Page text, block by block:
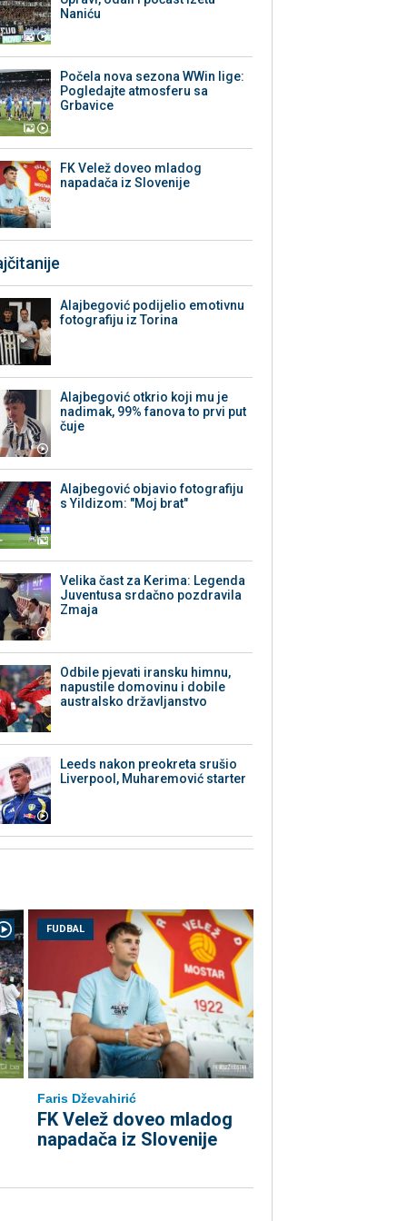
Naniću
Počela nova sezona WWin lige:
Pogledajte atmosferu sa
Grbavice
FK Velež doveo mladog
napadača iz Slovenije
Alajbegović podijelio emotivnu
fotografiju iz Torina
Alajbegović otkrio koji mu je
nadimak, 99% fanova to prvi put
čuje
Alajbegović objavio fotografiju
s Yildizom: "Moj brat"
Velika čast za Kerima: Legenda
Juventusa srdačno pozdravila
Zmaja
Odbile pjevati iransku himnu,
napustile domovinu i dobile
australsko državljanstvo
Leeds nakon preokreta srušio
Liverpool, Muharemović starter
FUDBAL
Faris Dževahirić
FK Velež doveo mladog
napadača iz Slovenije